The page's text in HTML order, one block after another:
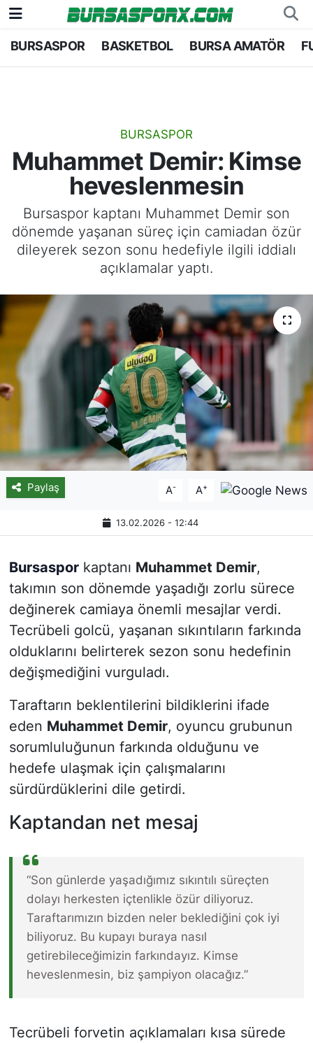
BURSASPOR BASKETBOL BURSA AMATÖR
BURSASPOR
Muhammet Demir: Kimse
heveslenmesin
Bursaspor kaptanı Muhammet Demir son
dönemde yaşanan süreç için camiadan özür
dileyerek sezon sonu hedefiyle ilgili iddialı
açıklamalar yaptı.
Paylaş A- A+
13.02.2026 - 12:44
Bursasporkaptanı Muhammet Demir,
takımın son dönemde yaşadığı zorlu sürece
değinerek camiaya önemli mesajlar verdi.
Tecrübeli golcü, yaşanan sıkıntıların farkında
olduklarını belirterek sezon sonu hedefinin
değişmediğini vurguladı.
Taraftarın beklentilerini bildiklerini ifade
eden Muhammet Demir, oyuncu grubunun
sorumluluğunun farkında olduğunu ve
hedefe ulaşmak için çalışmalarını
sürdürdüklerini dile getirdi.
Kaptandan net mesaj
“Son günlerde yaşadığımız sıkıntılı süreçten
dolayı herkesten içtenlikle özür diliyoruz.
Taraftarımızın bizden neler beklediğini çok iyi
biliyoruz. Bu kupayı buraya nasıl
getirebileceğimizin farkındayız. Kimse
heveslenmesin, biz şampiyon olacağız.”
Tecrübeli forvetin açıklamaları kısa sürede
Bursaspor
Bursa Amatör
Hentbol
Voleybol
Bursa Nöbetçi Eczaneler
Bursa Trafik Yoğunluk Haritası
TFF 1.Lig Puan Durumu ve Fikstür
Tüm Manşetler
Son Dakika Haberleri
Haber Arşivi